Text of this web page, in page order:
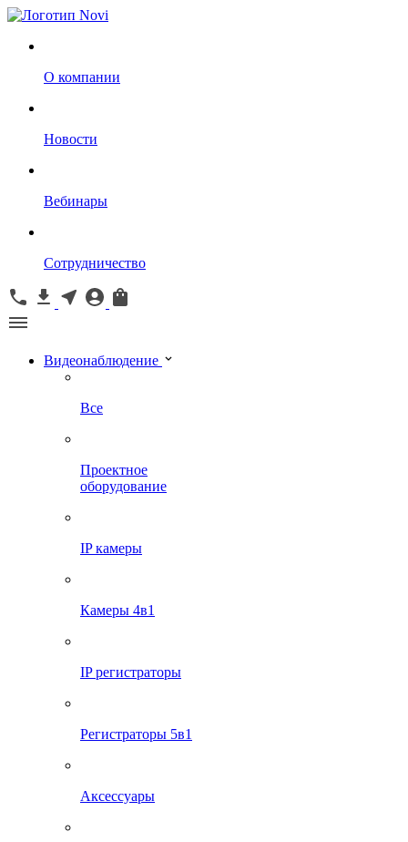
О компании
Новости
Вебинары
Сотрудничество
Видеонаблюдение
Все
Проектное
оборудование
IP камеры
Камеры 4в1
IP регистраторы
Регистраторы 5в1
Аксессуары